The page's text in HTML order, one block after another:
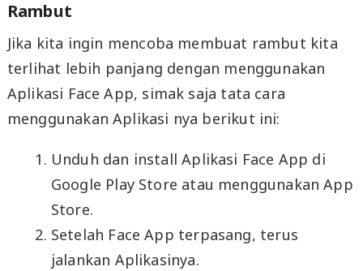
Rambut
Jika kita ingin mencoba membuat rambut kita
terlihat lebih panjang dengan menggunakan
Aplikasi Face App, simak saja tata cara
menggunakan Aplikasi nya berikut ini:
Unduh dan install Aplikasi Face App di
Google Play Store atau menggunakan App
Store.
Setelah Face App terpasang, terus
jalankan Aplikasinya.